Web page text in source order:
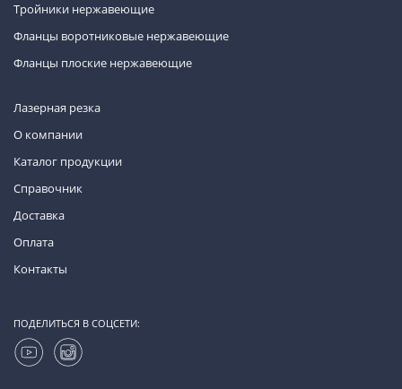
Тройники нержавеющие
Фланцы воротниковые нержавеющие
Фланцы плоские нержавеющие
Лазерная резка
О компании
Каталог продукции
Справочник
Доставка
Оплата
Контакты
ПОДЕЛИТЬСЯ В СОЦСЕТИ: